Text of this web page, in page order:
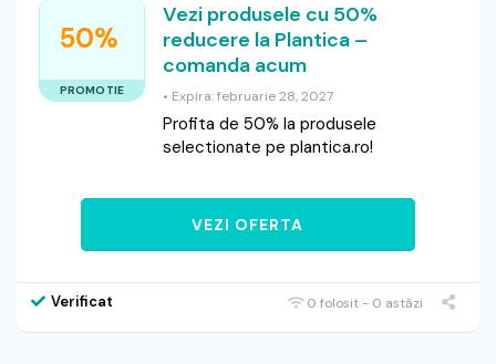
50%
PROMOTIE
Vezi produsele cu 50%
reducere la Plantica –
comanda acum
• Expira: februarie 28, 2027
Profita de 50% la produsele
selectionate pe plantica.ro!
VEZI OFERTA
Verificat 0 folosit - 0 astăzi